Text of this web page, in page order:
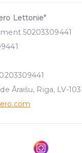
in ourCookies
Lettonie"
50203309441
Āraišu, Riga, LV-